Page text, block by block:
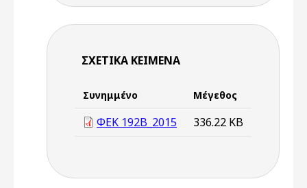
ΣΧΕΤΙΚΆ ΚΕΊΜΕΝΑ
Συνημμένο Μέγεθος
ΦΕΚ 192Β_2015 336.22 KB